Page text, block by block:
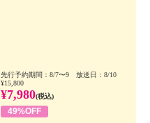
先行予約期間：8/7〜9 放送日：8/10
¥15,800
¥7,980(税込)
49%OFF